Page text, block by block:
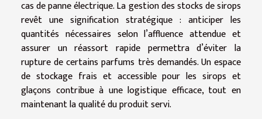
cas de panne électrique. La gestion des stocks de sirops
revêt une signification stratégique : anticiper les
quantités nécessaires selon l’affluence attendue et
assurer un réassort rapide permettra d’éviter la
rupture de certains parfums très demandés. Un espace
de stockage frais et accessible pour les sirops et
glaçons contribue à une logistique efficace, tout en
maintenant la qualité du produit servi.